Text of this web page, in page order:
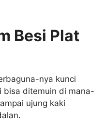
Besi Plat
nya kunci
bisa ditemuin di mana-
ujung kaki